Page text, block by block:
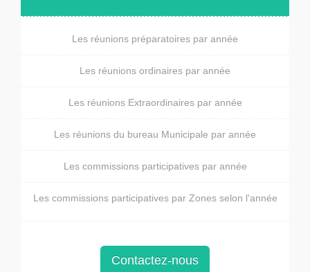
Les réunions préparatoires par année
Les réunions ordinaires par année
Les réunions Extraordinaires par année
Les réunions du bureau Municipale par année
Les commissions participatives par année
Les commissions participatives par Zones selon l'année
Contactez-nous